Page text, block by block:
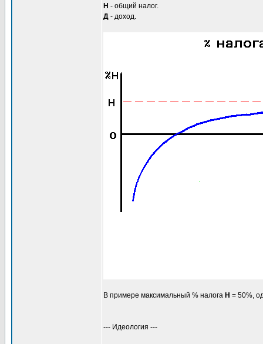
Н - общий налог.
Д - доход.
В примере максимальный % налога H = 50%,
--- Идеология ---